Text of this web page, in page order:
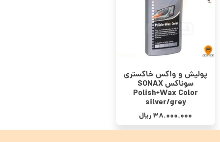
پولیش و واکس خاکستری
سوناکس SONAX
Polish+Wax Color
silver/grey
38.000.000ریال